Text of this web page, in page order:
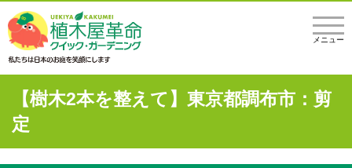
メニュー
【樹木2本を整えて】東京都調布市：剪
定